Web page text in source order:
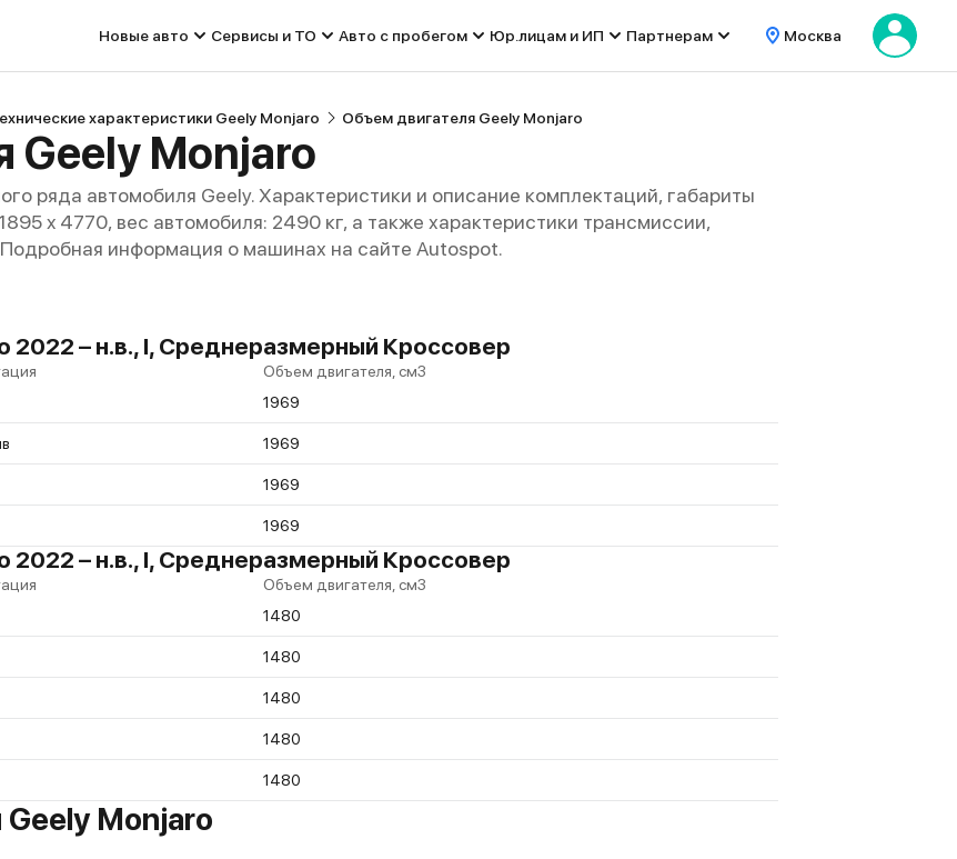
Новые авто Сервисы и ТО Авто с пробегом Юр.лицам и ИП Партнерам Москва
характеристики Geely Monjaro Объем двигателя Geely Monjaro
Geely Monjaro
ряда автомобиля Geely. Характеристики и описание комплектаций, габариты
x 4770, вес автомобиля: 2490 кг, а также характеристики трансмиссии,
Подробная информация о машинах на сайте Autospot.
2022 – н.в., I, Среднеразмерный Кроссовер
Объем двигателя, см3
1969
1969
1969
1969
2022 – н.в., I, Среднеразмерный Кроссовер
Объем двигателя, см3
1480
1480
1480
1480
1480
Monjaro